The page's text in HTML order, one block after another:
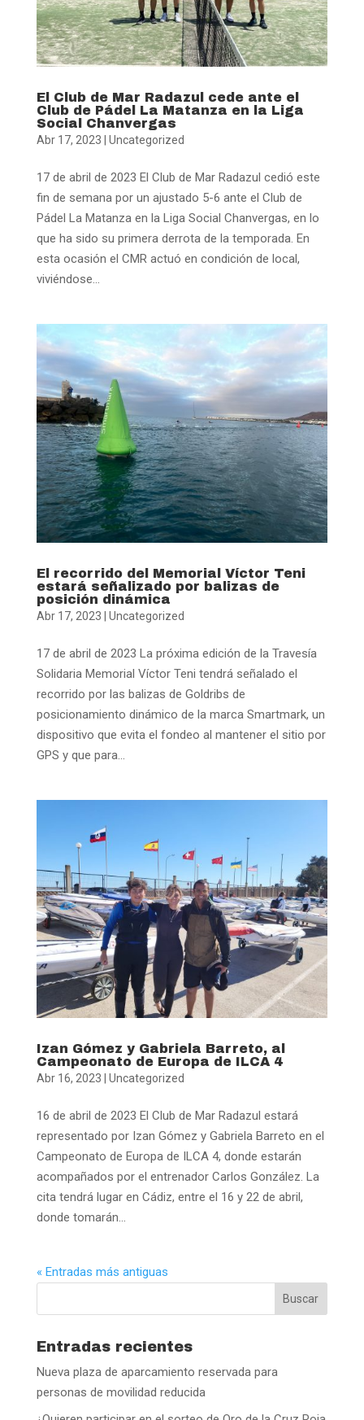
El Club de Mar Radazul cede ante el
Club de Pádel La Matanza en la Liga
Social Chanvergas
Abr 17, 2023 Uncategorized
17 de abril de 2023 El Club de Mar Radazul cedió este
fin de semana por un ajustado 5-6 ante el Club de
Pádel La Matanza en la Liga Social Chanvergas, en lo
que ha sido su primera derrota de la temporada. En
esta ocasión el CMR actuó en condición de local,
viviéndose...
El recorrido del Memorial Víctor Teni
estará señalizado por balizas de
posición dinámica
Abr 17, 2023 | Uncategorized
17 de abril de 2023 La próxima edición de la Travesía
Solidaria Memorial Víctor Teni tendrá señalado el
recorrido por las balizas de Goldribs de
posicionamiento dinámico de la marca Smartmark, un
dispositivo que evita el fondeo al mantener el sitio por
GPS y que para...
Izan Gómez y Gabriela Barreto, al
Campeonato de Europa de ILCA 4
Abr 16, 2023 Uncategorized
16 de abril de 2023 El Club de Mar Radazul estará
representado por Izan Gómez y Gabriela Barreto en el
Campeonato de Europa de ILCA 4, donde estarán
acompañados por el entrenador Carlos González. La
cita tendrá lugar en Cádiz, entre el 16 y 22 de abril,
donde tomarán...
« Entradas más antiguas
Entradas recientes
Nueva plaza de aparcamiento reservada para
personas de movilidad reducida